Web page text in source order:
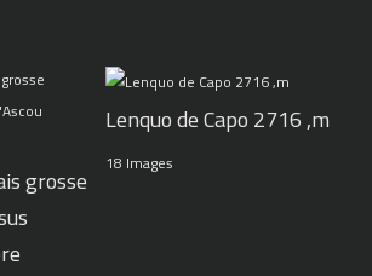
grosse
Lenquo de Capo 2716 ,m
18 Images